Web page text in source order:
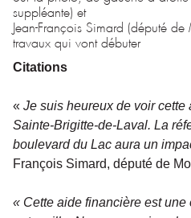
suppléante) et
Jean-François Simard (député
travaux qui vont débuter
Citations
« Je suis heureux de voir
Sainte-Brigitte-de-Laval. La
boulevard du Lac aura un
François Simard, député de
« Cette aide financière est